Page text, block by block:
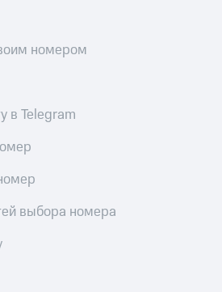
номером
в Telegram
выбора номера